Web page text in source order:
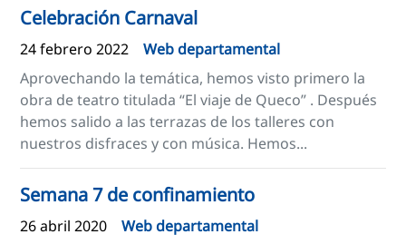
Celebración Carnaval
24 febrero 2022
Web departamental
Aprovechando la temática, hemos visto primero la
obra de teatro titulada “El viaje de Queco” . Después
hemos salido a las terrazas de los talleres con
nuestros disfraces y con música. Hemos...
Semana 7 de confinamiento
26 abril 2020
Web departamental